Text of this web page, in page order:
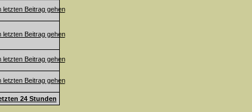
24 Stunden